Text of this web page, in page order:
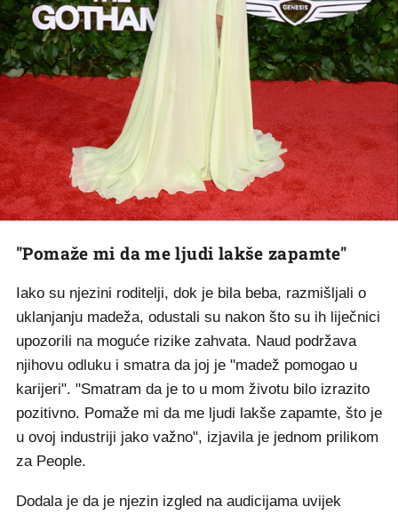
"Pomaže mi da me ljudi lakše zapamte"
Iako su njezini roditelji, dok je bila beba, razmišljali o
uklanjanju madeža, odustali su nakon što su ih liječnici
upozorili na moguće rizike zahvata. Naud podržava
njihovu odluku i smatra da joj je "madež pomogao u
karijeri". "Smatram da je to u mom životu bilo izrazito
pozitivno. Pomaže mi da me ljudi lakše zapamte, što je
u ovoj industriji jako važno", izjavila je jednom prilikom
za People.
Dodala je da je njezin izgled na audicijama uvijek